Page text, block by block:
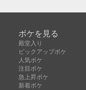
ボケを見る
殿堂入り
ピックアップボケ
人気ボケ
注目ボケ
急上昇ボケ
新着ボケ